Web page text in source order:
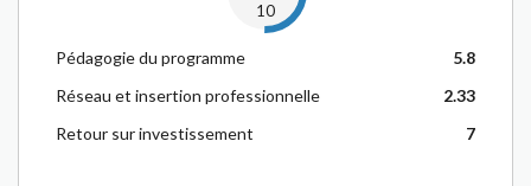
10
Pédagogie du programme
5.8
Réseau et insertion professionnelle
2.33
Retour sur investissement
7